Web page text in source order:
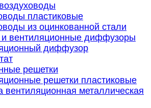
пластиковые
из оцинкованной стали
вентиляционные диффузоры
диффузор
решетки
решетки пластиковые
вентиляционная металлическая